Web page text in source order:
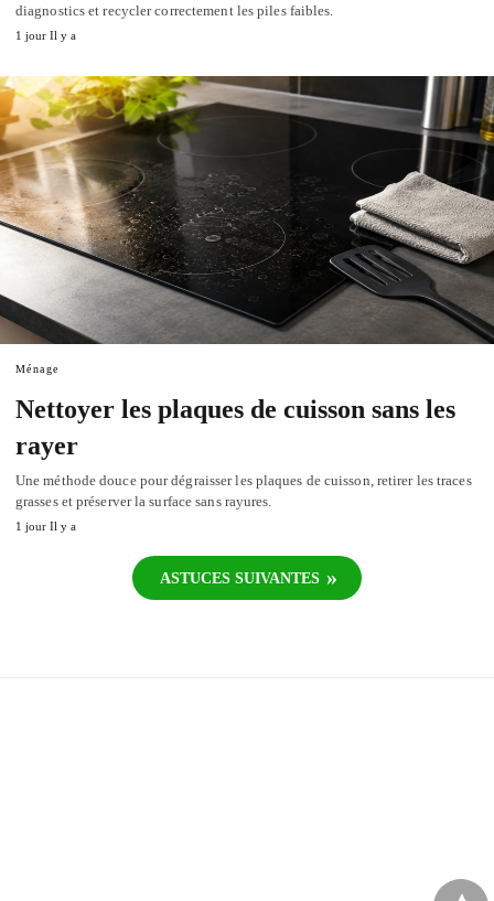
diagnostics et recycler correctement les piles faibles.
1 jour Il y a
Ménage
Nettoyer les plaques de cuisson sans les
rayer
Une méthode douce pour dégraisser les plaques de cuisson, retirer les traces
grasses et préserver la surface sans rayures.
1 jour Il y a
ASTUCES SUIVANTES